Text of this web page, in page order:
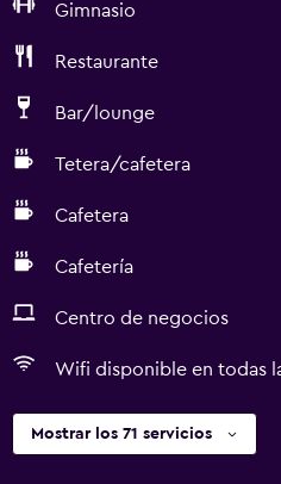
Gimnasio
Restaurante
Bar/lounge
Tetera/cafetera
Cafetera
Cafetería
Centro de negocios
Wifi disponible en todas
Mostrar los 71 servicios